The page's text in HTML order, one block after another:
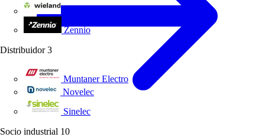
Zennio
Distribuidor 3
Muntaner Electro
Novelec
Sinelec
Socio industrial 10